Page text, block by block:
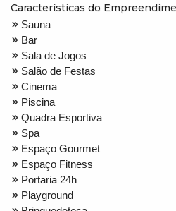
Características do
Sauna
Bar
Sala de Jogos
Salão de Festas
Cinema
Piscina
Quadra Esportiva
Spa
Espaço Gourmet
Espaço Fitness
Portaria 24h
Playground